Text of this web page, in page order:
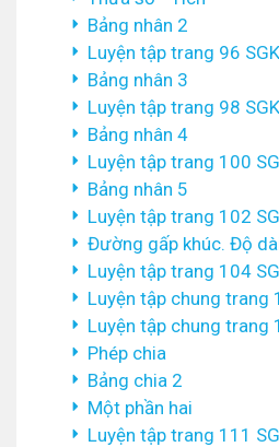
Bảng nhân 2
Luyện tập trang 96
Bảng nhân 3
Luyện tập trang 98
Bảng nhân 4
Luyện tập trang 100
Bảng nhân 5
Luyện tập trang 102
Đường gấp khúc. Độ
Luyện tập trang 104
Luyện tập chung trang
Luyện tập chung trang
Phép chia
Bảng chia 2
Một phần hai
Luyện tập trang 111